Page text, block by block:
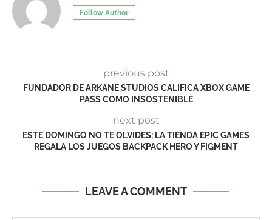
Follow Author
previous post
FUNDADOR DE ARKANE STUDIOS CALIFICA XBOX GAME
PASS COMO INSOSTENIBLE
next post
ESTE DOMINGO NO TE OLVIDES: LA TIENDA EPIC GAMES
REGALA LOS JUEGOS BACKPACK HERO Y FIGMENT
LEAVE A COMMENT